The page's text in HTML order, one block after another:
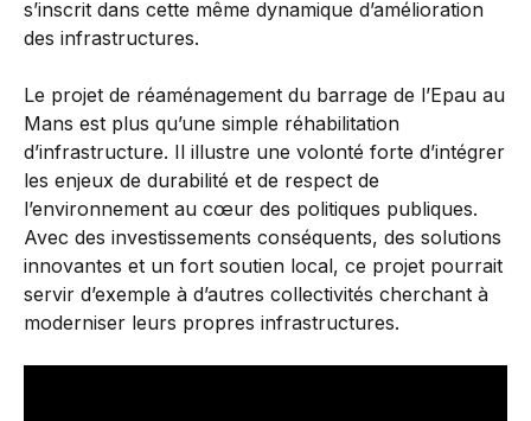
s’inscrit dans cette même dynamique d’amélioration
des infrastructures.
Le projet de réaménagement du barrage de l’Epau au
Mans est plus qu’une simple réhabilitation
d’infrastructure. Il illustre une volonté forte d’intégrer
les enjeux de durabilité et de respect de
l’environnement au cœur des politiques publiques.
Avec des investissements conséquents, des solutions
innovantes et un fort soutien local, ce projet pourrait
servir d’exemple à d’autres collectivités cherchant à
moderniser leurs propres infrastructures.